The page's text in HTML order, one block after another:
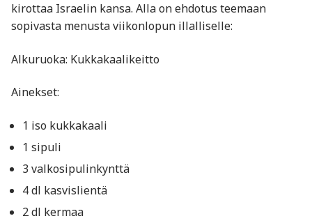
kirottaa Israelin kansa. Alla on ehdotus teemaan
sopivasta menusta viikonlopun illalliselle:
Alkuruoka: Kukkakaalikeitto
Ainekset:
1 iso kukkakaali
1 sipuli
3 valkosipulinkynttä
4 dl kasvislientä
2 dl kermaa